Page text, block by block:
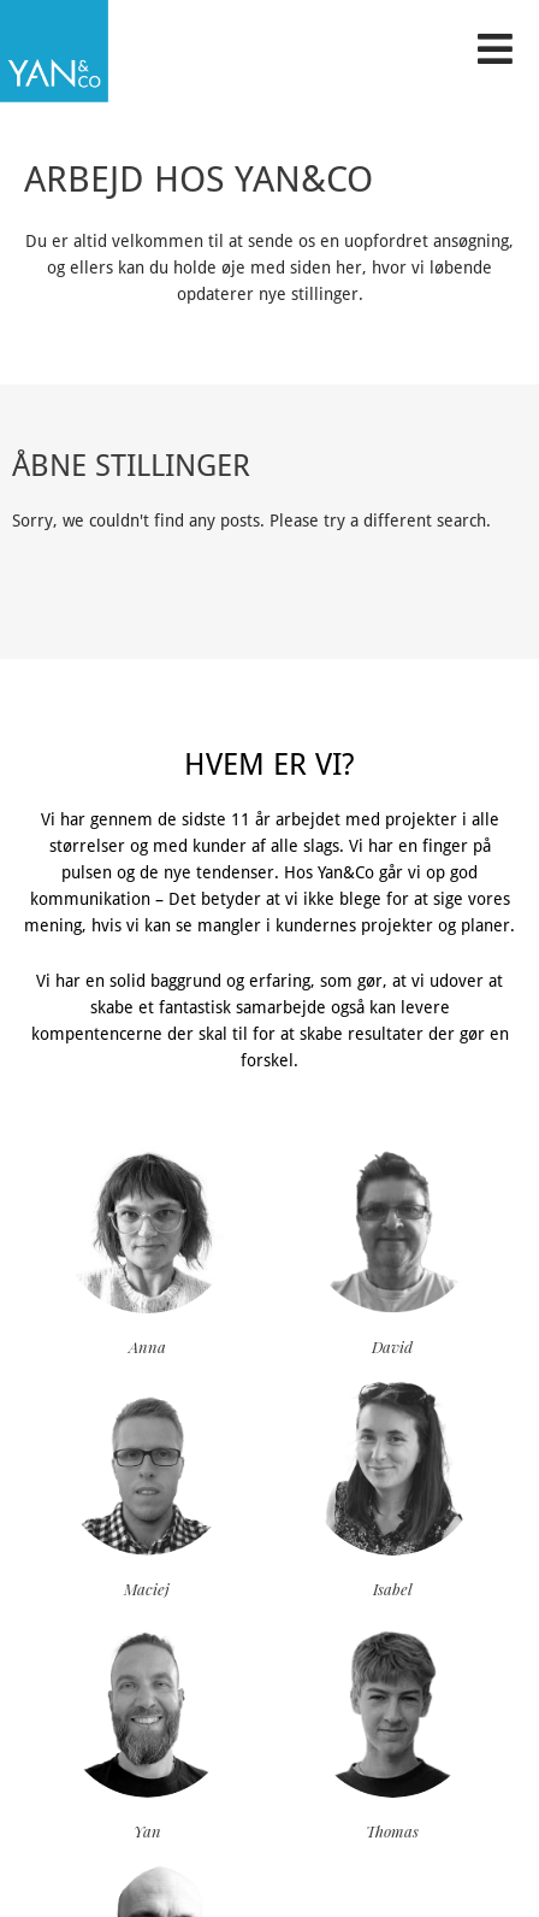
indholdet
ARBEJD HOS YAN&CO
Du er altid velkommen til at sende os en uopfordret ansøgning,
og ellers kan du holde øje med siden her, hvor vi løbende
opdaterer nye stillinger.
ÅBNE STILLINGER
Sorry, we couldn't find any posts. Please try a different search.
HVEM ER VI?
Vi har gennem de sidste 11 år arbejdet med projekter i alle
størrelser og med kunder af alle slags. Vi har en finger på
pulsen og de nye tendenser. Hos Yan&Co går vi op god
kommunikation – Det betyder at vi ikke blege for at sige vores
mening, hvis vi kan se mangler i kundernes projekter og planer.
Vi har en solid baggrund og erfaring, som gør, at vi udover at
skabe et fantastisk samarbejde også kan levere
kompentencerne der skal til for at skabe resultater der gør en
forskel.
Anna David
Maciej Isabel
Yan Thomas